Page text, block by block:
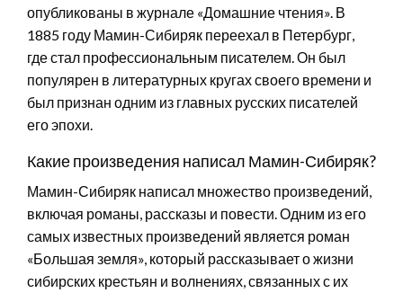
опубликованы в журнале «Домашние чтения». В
1885 году Мамин-Сибиряк переехал в Петербург,
где стал профессиональным писателем. Он был
популярен в литературных кругах своего времени и
был признан одним из главных русских писателей
его эпохи.
Какие произведения написал Мамин-Сибиряк?
Мамин-Сибиряк написал множество произведений,
включая романы, рассказы и повести. Одним из его
самых известных произведений является роман
«Большая земля», который рассказывает о жизни
сибирских крестьян и волнениях, связанных с их